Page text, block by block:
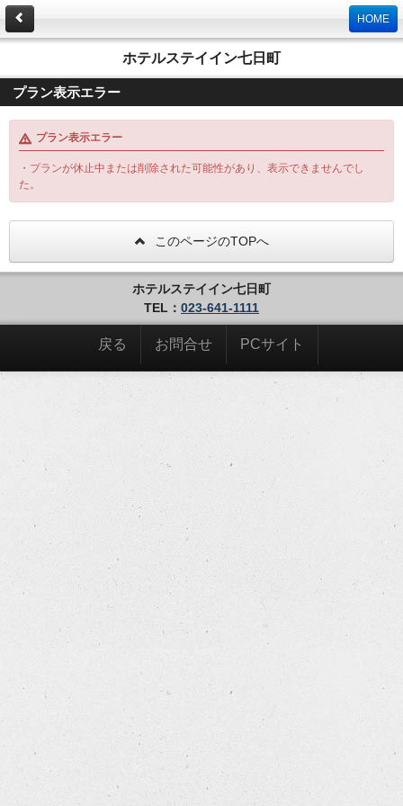
HOME
ホテルステイイン七日町
プラン表示エラー
プラン表示エラー
・プランが休止中または削除された可能性があり、表示できませんでし
た。
このページのTOPへ
ホテルステイイン七日町
TEL： 023-641-1111
戻る お問合せ PCサイト